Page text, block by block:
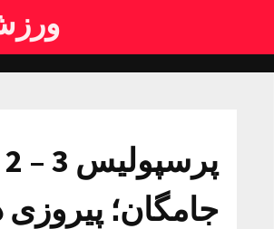
جامگان؛ پیروزی